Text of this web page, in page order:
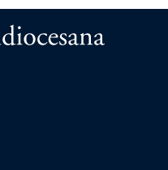
Cristiana